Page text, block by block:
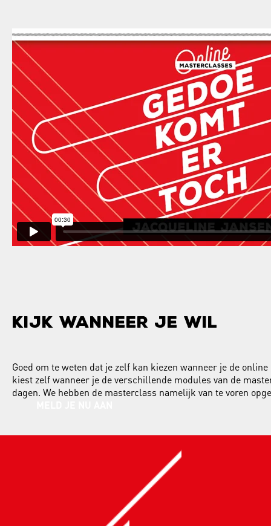
KIJK WANNEER JE WIL
Goed om te weten dat je zelf kan kiezen wanneer je de
kiest zelf wanneer je de verschillende modules van de
dagen. We hebben de masterclass namelijk van te voren